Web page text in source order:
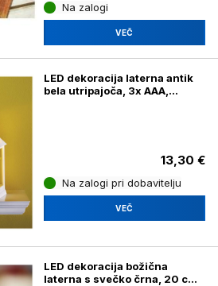
Na zalogi
VEČ
LED dekoracija laterna antik
bela utripajoča, 3x AAA,
13,30 €
Na zalogi pri dobavitelju
VEČ
LED dekoracija božična
laterna s svečko črna, 20 cm,